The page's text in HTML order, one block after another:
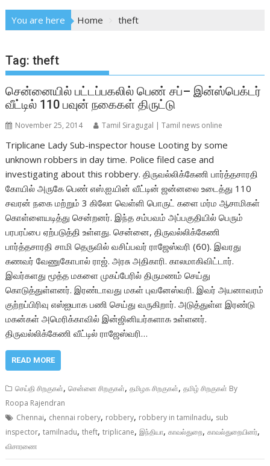
You are here Home theft
Tag:theft
சென்னையில் பட்டப்பகலில் பெண் சப்– இன்ஸ்பெக்டர்
வீட்டில் 110 பவுன் நகைகள் திருட்டு
November 25, 2014 Tamil Siragugal | Tamil news online
Triplicane Lady Sub-inspector house Looting by some
unknown robbers in day time. Police filed case and
investigating about this robbery. திருவல்லிக்கேணி பார்த்தசாரதி
கோயில் அருகே பெண் எஸ்.ஐ.யின் வீட்டின் ஜன்னலை உடைத்து 110
சவரன் நகை மற்றும் 3 கிலோ வெள்ளி பொருட் களை மர்ம ஆசாமிகள்
கொள்ளையடித்து சென்றனர். இந்த சம்பவம் அப்பகுதியில் பெரும்
பரபரப்பை ஏற்படுத்தி உள்ளது. சென்னை, திருவல்லிக்கேணி
பார்த்தசாரதி சாமி தெருவில் வசிப்பவர் ராஜேஸ்வரி (60). இவரது
கணவர் வேணுகோபால் ராஜ். அரசு அதிகாரி. காலமாகிவிட்டார்.
இவர்களது மூத்த மகளை முகப்பேரில் திருமணம் செய்து
கொடுத்துள்ளனர். இரண்டாவது மகள் புவனேஸ்வரி. இவர் அயனாவரம்
குற்றப்பிரிவு எஸ்ஐயாக பணி செய்து வருகிறார். அடுத்துள்ள இரண்டு
மகன்கள் அமெரிக்காவில் இன்ஜினியர்களாக உள்ளனர்.
திருவல்லிக்கேணி வீட்டில் ராஜேஸ்வரி…
READ MORE
செய்தி சிறகுகள்,சென்னை சிறகுகள்,தமிழக சிறகுகள்,தமிழ் சிறகுகள் By
Roopa Rajendran
Chennai, chennai robery, robbery, robbery in tamilnadu, sub
inspector,tamilnadu,theft,triplicane,இந்தியா,காவல்துறை,காவல்துறையினர்,
விசாரணை